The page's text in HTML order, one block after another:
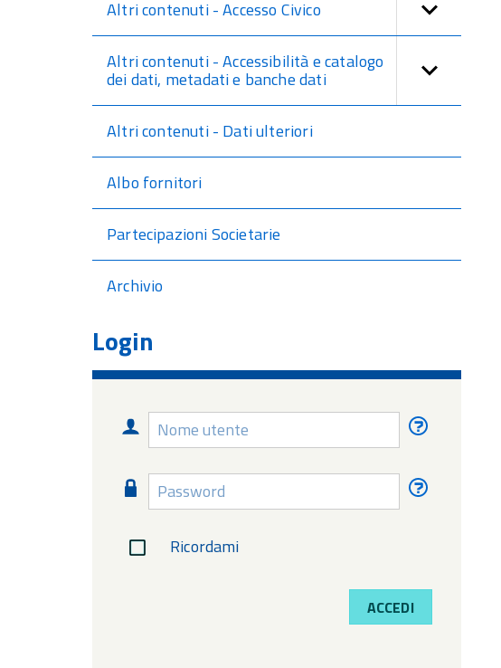
Altri contenuti - Accesso Civico
Altri contenuti - Accessibilità e catalogo
dei dati, metadati e banche dati
Altri contenuti - Dati ulteriori
Albo fornitori
Partecipazioni Societarie
Archivio
Login
Nome
utente
Nome
utente
Password
Password
Ricordami
ACCEDI